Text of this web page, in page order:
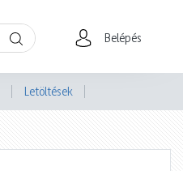
Belépés
Letöltések